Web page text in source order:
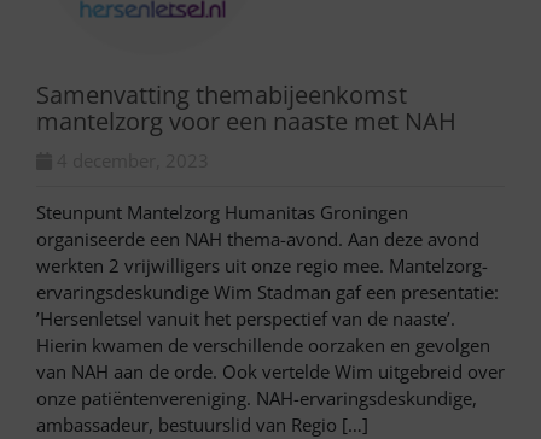
Samenvatting themabijeenkomst
mantelzorg voor een naaste met NAH
Steunpunt Mantelzorg Humanitas Groningen
organiseerde een NAH thema-avond. Aan deze avond
werkten 2 vrijwilligers uit onze regio mee. Mantelzorg-
ervaringsdeskundige Wim Stadman gaf een presentatie:
’Hersenletsel vanuit het perspectief van de naaste’.
Hierin kwamen de verschillende oorzaken en gevolgen
van NAH aan de orde. Ook vertelde Wim uitgebreid over
onze patiëntenvereniging. NAH-ervaringsdeskundige,
ambassadeur, bestuurslid van Regio […]